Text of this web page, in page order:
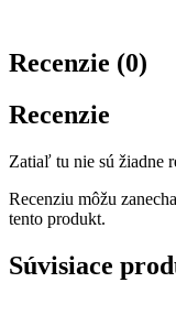
Recenzie (0)
Recenzie
Zatiaľ tu nie sú žiadne
Recenziu môžu
tento produkt.
Súvisiace